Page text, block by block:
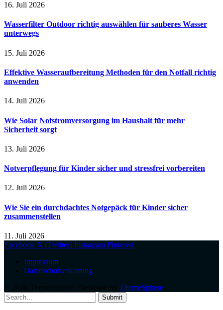
16. Juli 2026
Wasserfilter Outdoor richtig auswählen für sauberes Wasser
unterwegs
15. Juli 2026
Effektive Wasseraufbereitung Methoden für den Notfall richtig
anwenden
14. Juli 2026
Wie Solar Notstromversorgung im Haushalt für mehr
Sicherheit sorgt
13. Juli 2026
Notverpflegung für Kinder sicher und stressfrei vorbereiten
12. Juli 2026
Wie Sie ein durchdachtes Notgepäck für Kinder sicher
zusammenstellen
11. Juli 2026
Facebook X (Twitter) Instagram Pinterest
Impressum
Datenschutzerklärung
ThemeSphere
Submit